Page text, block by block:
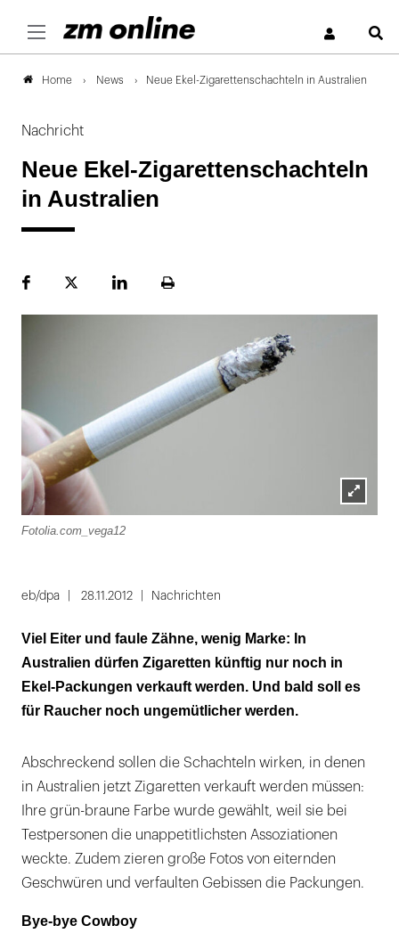
Home News Neue Ekel-Zigarettenschachteln in Australien
Nachricht
Neue Ekel-Zigarettenschachteln
in Australien
FacebookPlattformLinekdInSeite
Lightbox
Fotolia.com_vega12
eb/dpa 28.11.2012 Nachrichten
Viel Eiter und faule Zähne, wenig Marke: In
Australien dürfen Zigaretten künftig nur noch in
Ekel-Packungen verkauft werden. Und bald soll es
für Raucher noch ungemütlicher werden.
Abschreckend sollen die Schachteln wirken, in denen
in Australien jetzt Zigaretten verkauft werden müssen:
Ihre grün-braune Farbe wurde gewählt, weil sie bei
Testpersonen die unappetitlichsten Assoziationen
weckte. Zudem zieren große Fotos von eiternden
Geschwüren und verfaulten Gebissen die Packungen.
Bye-bye Cowboy